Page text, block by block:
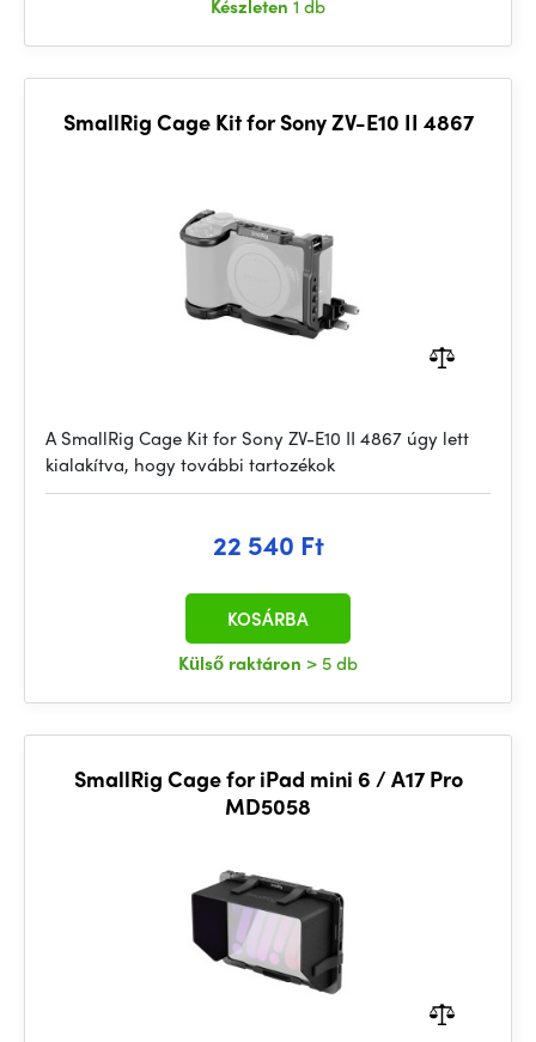
Készleten 1 db
SmallRig Cage Kit for Sony ZV-E10 II 4867
A SmallRig Cage Kit for Sony ZV-E10 II 4867 úgy lett
kialakítva, hogy további tartozékok
22 540 Ft
Külső raktáron > 5 db
KOSÁRBA
SmallRig Cage for iPad mini 6 / A17 Pro
MD5058